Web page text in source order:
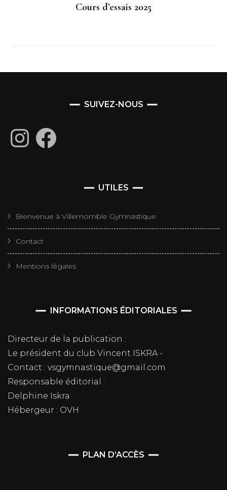
Cours d’essais 2025
SUIVEZ-NOUS
InstagramFacebook
UTILES
Bienvenue à Villemomble Gymnastique
Contact
Mentions légales
INFORMATIONS ÉDITORIALES
Directeur de la publication :
Le président du club Vincent ISKRA -
Contact : vsgymnastique@gmail.com
Responsable éditorial :
Delphine Iskra
Hébergeur : OVH
PLAN D’ACCÈS